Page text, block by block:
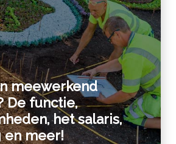
meewerkend
De functie,
het salaris,
en meer!